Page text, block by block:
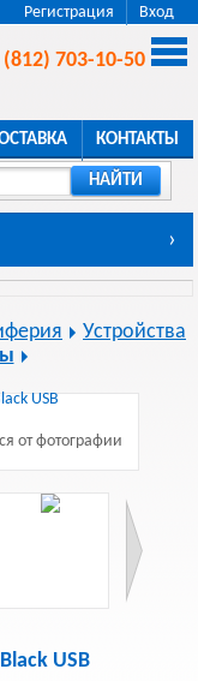
Регистрация Вход
(812) 703-10-50
КОНТАКТЫ
НАЙТИ
›
Устройства
от фотографии
USB